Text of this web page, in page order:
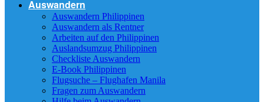
Auswandern
Auswandern Philippinen
Auswandern als Rentner
Arbeiten auf den Philippinen
Auslandsumzug Philippinen
Checkliste Auswandern
E-Book Philippinen
Flugsuche – Flughafen Manila
Fragen zum Auswandern